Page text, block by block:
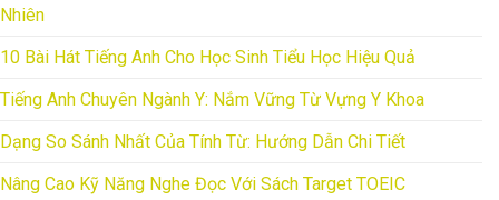
Nhiên
10 Bài Hát Tiếng Anh Cho Học Sinh Tiểu Học Hiệu Quả
Tiếng Anh Chuyên Ngành Y: Nắm Vững Từ Vựng Y Khoa
Dạng So Sánh Nhất Của Tính Từ: Hướng Dẫn Chi Tiết
Nâng Cao Kỹ Năng Nghe Đọc Với Sách Target TOEIC